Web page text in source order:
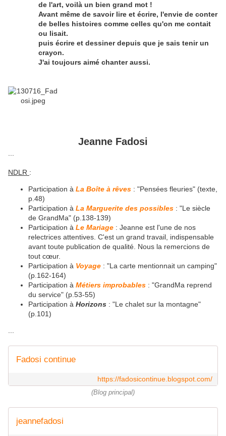
de l'art, voilà un bien grand mot !
Avant même de savoir lire et écrire, l'envie de conter
de belles histoires comme celles qu'on me contait
ou lisait.
puis écrire et dessiner depuis que je sais tenir un
crayon.
J'ai toujours aimé chanter aussi.
Jeanne Fadosi
NDLR :
Participation à La Boîte à rêves : "Pensées fleuries" (texte,
p.48)
Participation à La Marguerite des possibles : "Le siècle
de GrandMa" (p.138-139)
Participation à Le Mariage : Jeanne est l'une de nos
relectrices attentives. C'est un grand travail, indispensable
avant toute publication de qualité. Nous la remercions de
tout cœur.
Participation à Voyage : "La carte mentionnait un camping"
(p.162-164)
Participation à Métiers improbables : "GrandMa reprend
du service" (p.53-55)
Participation à Horizons : "Le chalet sur la montagne"
(p.101)
Fadosi continue
https://fadosicontinue.blogspot.com/
(Blog principal)
jeannefadosi